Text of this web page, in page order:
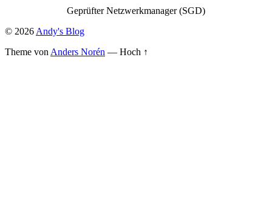
Geprüfter Netzwerkmanager (SGD)
© 2026 Andy's Blog
Theme von Anders Norén — Hoch ↑